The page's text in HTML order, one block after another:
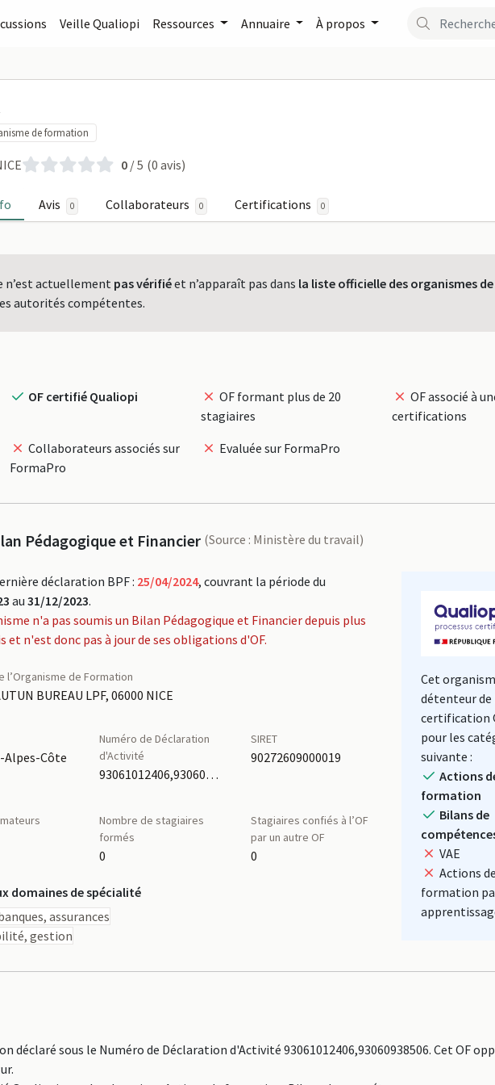
Veille Qualiopi Ressources Annuaire À propos
sur FormaPro
de formation
0 / 5 (0 avis)
Avis 0 Collaborateurs 0 Certifications 0
n’est actuellement pas vérifiéet n’apparaît pas dans la liste officielle des organismes de
autorités compétentes.
OF certifié Qualiopi
OF formant plus de 20
stagiaires
OF associé à
certifications
Collaborateurs associés sur
FormaPro
Evaluée sur FormaPro
Pédagogique et Financier (Source : Ministère du travail)
déclaration BPF : 25/04/2024, couvrant la période du
au 31/12/2023.
n'a pas soumis un Bilan Pédagogique et Financier depuis plus
et n'est donc pas à jour de ses obligations d'OF.
l’Organisme de Formation
BUREAU LPF, 06000 NICE
Alpes-Côte
Numéro de Déclaration
d'Activité
93061012406,93060938506
SIRET
90272609000019
Nombre de stagiaires
formés
0
Stagiaires confiés à l’OF
par un autre OF
0
domaines de spécialité
assurances
gestion
Cet
détenteur de
certification
pour les
suivante :
Actions
formation
Bilans de
VAE
Actions de
formation
déclaré sous le Numéro de Déclaration d'Activité 93061012406,93060938506. Cet OF